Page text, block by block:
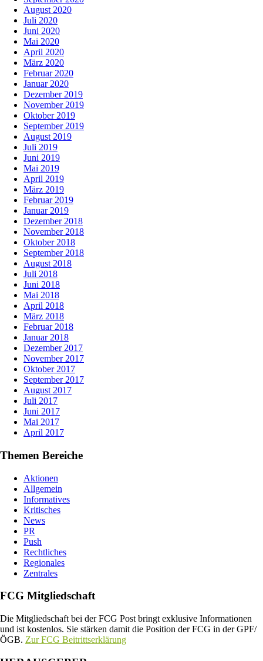
August 2020
Juli 2020
Juni 2020
Mai 2020
April 2020
März 2020
Februar 2020
Januar 2020
Dezember 2019
November 2019
Oktober 2019
September 2019
August 2019
Juli 2019
Juni 2019
Mai 2019
April 2019
März 2019
Februar 2019
Januar 2019
Dezember 2018
November 2018
Oktober 2018
September 2018
August 2018
Juli 2018
Juni 2018
Mai 2018
April 2018
März 2018
Februar 2018
Januar 2018
Dezember 2017
November 2017
Oktober 2017
September 2017
August 2017
Juli 2017
Juni 2017
Mai 2017
April 2017
Themen Bereiche
Aktionen
Allgemein
Informatives
Kritisches
News
PR
Push
Rechtliches
Regionales
Zentrales
FCG Mitgliedschaft
Die Mitgliedschaft bei der FCG Post bringt exklusive Informationen
und ist kostenlos. Sie stärken damit die Position der FCG in der GPF/
ÖGB. Zur FCG Beitrittserklärung